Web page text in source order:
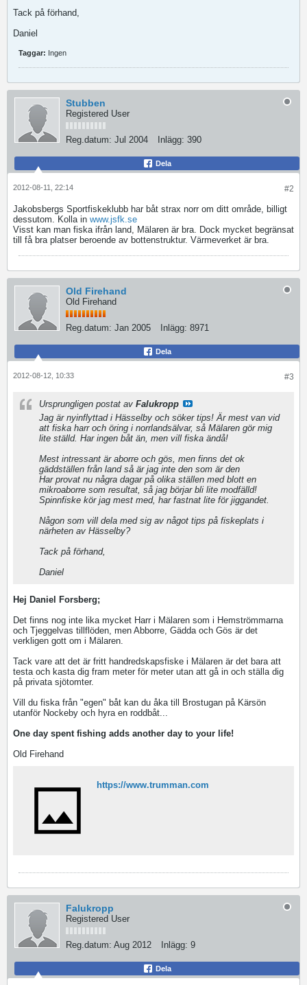
Tack på förhand,
Daniel
Taggar: Ingen
Stubben
Registered User
Reg.datum: Jul 2004 Inlägg: 390
Dela
#2
2012-08-11, 22:14
Jakobsbergs Sportfiskeklubb har båt strax norr om ditt område, billigt
dessutom. Kolla in www.jsfk.se
Visst kan man fiska ifrån land, Mälaren är bra. Dock mycket begränsat
till få bra platser beroende av bottenstruktur. Värmeverket är bra.
Old Firehand
Old Firehand
Reg.datum: Jan 2005 Inlägg: 8971
Dela
#3
2012-08-12, 10:33
Ursprungligen postat av Falukropp
Jag är nyinflyttad i Hässelby och söker tips! Är mest van vid
att fiska harr och öring i norrlandsälvar, så Mälaren gör mig
lite ställd. Har ingen båt än, men vill fiska ändå!
Mest intressant är aborre och gös, men finns det ok
gäddställen från land så är jag inte den som är den
Har provat nu några dagar på olika ställen med blott en
mikroaborre som resultat, så jag börjar bli lite modfälld!
Spinnfiske kör jag mest med, har fastnat lite för jiggandet.
Någon som vill dela med sig av något tips på fiskeplats i
närheten av Hässelby?
Tack på förhand,
Daniel
Hej Daniel Forsberg;
Det finns nog inte lika mycket Harr i Mälaren som i Hemströmmarna
och Tjeggelvas tillflöden, men Abborre, Gädda och Gös är det
verkligen gott om i Mälaren.
Tack vare att det är fritt handredskapsfiske i Mälaren är det bara att
testa och kasta dig fram meter för meter utan att gå in och ställa dig
på privata sjötomter.
Vill du fiska från "egen" båt kan du åka till Brostugan på Kärsön
utanför Nockeby och hyra en roddbåt...
One day spent fishing adds another day to your life!
Old Firehand
https://www.trumman.com
Falukropp
Registered User
Reg.datum: Aug 2012 Inlägg: 9
Dela